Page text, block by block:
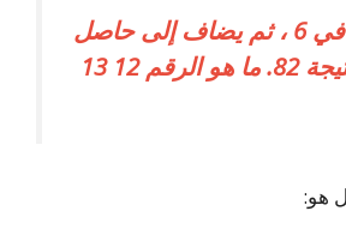
عدد مضروب في 6 ، ثم يضاف إلى حاصل
ضرب 4 ، والنتيجة 82. ما هو الرقم 12 13
هو: